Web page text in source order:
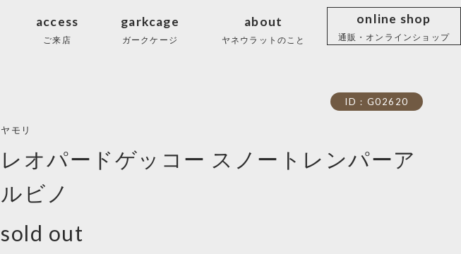
access
ご来店
garkcage
ガークケージ
about
ヤネウラットのこと
online shop
通販・オンラインショップ
ID：G02620
ヤモリ
レオパードゲッコー スノートレンパーア
ルビノ
sold out